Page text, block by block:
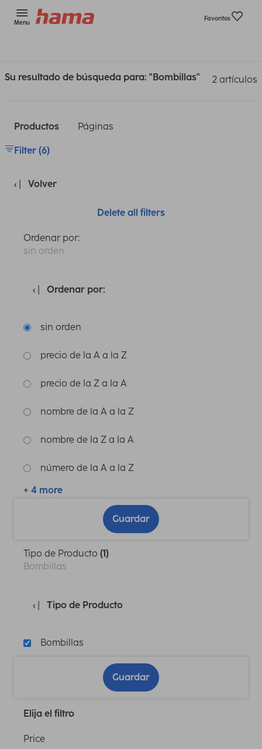
Menu
Favoritos
Su resultado de búsqueda para: "Bombillas" 2 artículos
Productos Páginas
Filter (6)
Volver
Delete all filters
Ordenar por:
sin orden
Ordenar por:
sin orden
precio de la A a la Z
precio de la Z a la A
nombre de la A a la Z
nombre de la Z a la A
número de la A a la Z
+ 4 more
Guardar
Tipo de Producto (1)
Bombillas
Tipo de Producto
Bombillas
Guardar
Elija el filtro
Price